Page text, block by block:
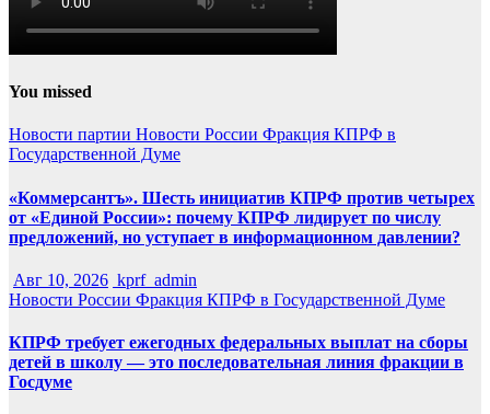
You missed
Новости партии Новости России Фракция КПРФ в
Государственной Думе
«Коммерсантъ». Шесть инициатив КПРФ против четырех
от «Единой России»: почему КПРФ лидирует по числу
предложений, но уступает в информационном давлении?
Авг 10, 2026 kprf_admin
Новости России Фракция КПРФ в Государственной Думе
КПРФ требует ежегодных федеральных выплат на сборы
детей в школу — это последовательная линия фракции в
Госдуме